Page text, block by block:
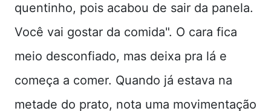
quentinho, pois acabou de sair da panela.
Você vai gostar da comida". O cara fica
meio desconfiado, mas deixa pra lá e
começa a comer. Quando já estava na
metade do prato, nota uma movimentação